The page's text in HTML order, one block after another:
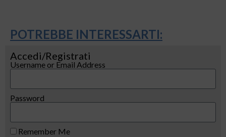
POTREBBE INTERESSARTI:
Accedi/Registrati
Username or Email Address
Password
Remember Me